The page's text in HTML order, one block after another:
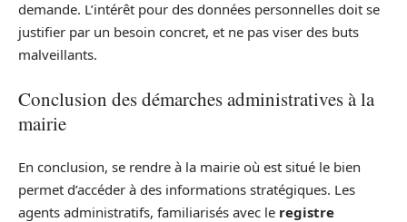
demande. L’intérêt pour des données personnelles doit se
justifier par un besoin concret, et ne pas viser des buts
malveillants.
Conclusion des démarches administratives à la
mairie
En conclusion, se rendre à la mairie où est situé le bien
permet d’accéder à des informations stratégiques. Les
agents administratifs, familiarisés avec le registre